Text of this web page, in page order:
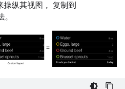
纵其视图， 复制到